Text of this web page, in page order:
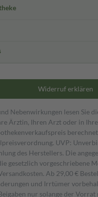
Widerruf erklären
Nebenwirkungen lesen Sie
Ärztin, Ihren Arzt oder in
UVP:
des Herstellers. Die
gesetzlich vorgeschriebene
Ab 29,00 €
und Irrtümer
nur solange der Vorrat